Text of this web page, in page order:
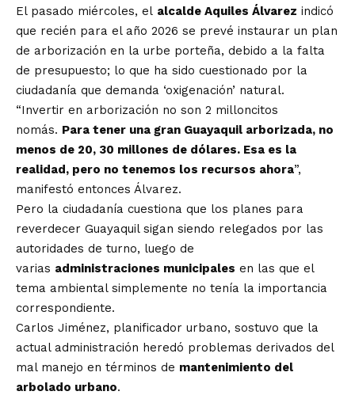
El pasado miércoles, el alcalde Aquiles Álvarez indicó
que recién para el año 2026 se prevé instaurar un plan
de arborización en la urbe porteña, debido a la falta
de presupuesto; lo que ha sido cuestionado por la
ciudadanía que demanda ‘oxigenación’ natural.
“Invertir en arborización no son 2 milloncitos
nomás. Para tener una gran Guayaquil arborizada, no
menos de 20, 30 millones de dólares. Esa es la
realidad, pero no tenemos los recursos ahora”,
manifestó entonces Álvarez.
Pero la ciudadanía cuestiona que los planes para
reverdecer Guayaquil sigan siendo relegados por las
autoridades de turno, luego de
varias administraciones municipales en las que el
tema ambiental simplemente no tenía la importancia
correspondiente.
Carlos Jiménez, planificador urbano, sostuvo que la
actual administración heredó problemas derivados del
mal manejo en términos de mantenimiento del
arbolado urbano.